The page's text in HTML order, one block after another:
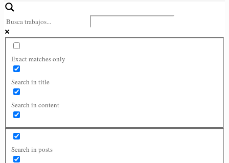
Exact matches only
Search in title
Search in content
Search in posts